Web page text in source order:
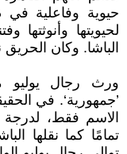
حيوية وفاعلية
لحيويتها وأنوثتها
الباشا. وكان
ورث رجال يوليو
’جمهورية‘. في
الاسم فقط،
تمامًا كما نقلها